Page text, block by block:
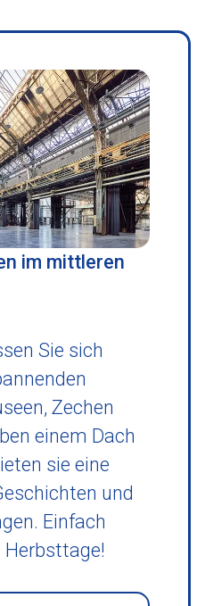
im mittleren
Sie sich
Zechen
einem Dach
sie eine
und
Einfach